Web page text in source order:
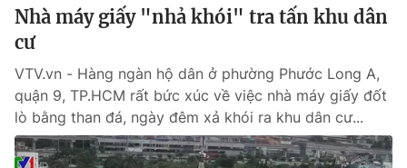
Nhà máy giấy "nhả khói" tra tấn khu dân
cư
VTV.vn - Hàng ngàn hộ dân ở phường Phước Long A,
quận 9, TP.HCM rất bức xúc về việc nhà máy giấy đốt
lò bằng than đá, ngày đêm xả khói ra khu dân cư...